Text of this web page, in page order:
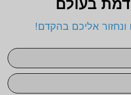
בעולם
ונחזור אליכם בהקדם!